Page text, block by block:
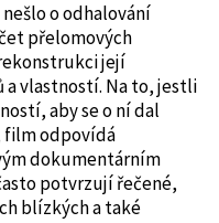
o odhalování
přelomových
její
vlastností. Na to, jestli
aby se o ní dal
odpovídá
dokumentárním
potvrzují řečené,
blízkých a také